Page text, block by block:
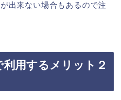
出来ない場合もあるので注
用するメリット２